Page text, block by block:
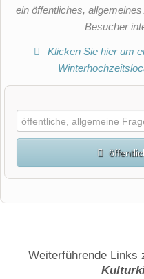
ein öffentliches,
Besucher
Klicken Sie hier um
Weiterführende Links